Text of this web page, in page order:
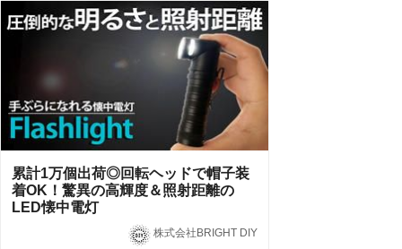
累計1万個出荷◎回転ヘッドで帽子装
着OK！驚異の高輝度＆照射距離の
LED懐中電灯
株式会社BRIGHT DIY